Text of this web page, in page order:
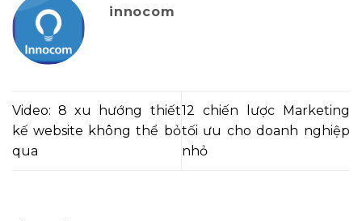
innocom
Video: 8 xu hướng thiết
kế website không thể bỏ
qua
12 chiến lược Marketing
tối ưu cho doanh nghiệp
nhỏ